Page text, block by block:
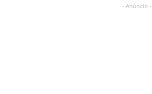
- Anúncio -